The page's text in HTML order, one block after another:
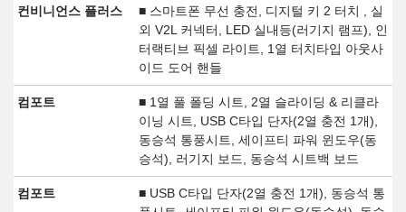
컨비니언스 플러스
■ 스마트폰 무선 충전, 디지털 키 2 터치 , 실
외 V2L 커넥터, LED 실내등(러기지 램프), 인
터랙티브 픽셀 라이트, 1열 터치타입 아웃사
이드 도어 핸들
컴포트
■ 1열 풀 폴딩 시트, 2열 슬라이딩 & 리클라
이닝 시트, USB C타입 단자(2열 충전 1개),
동승석 통풍시트, 세이프티 파워 윈도우(동
승석), 러기지 보드, 동승석 시트백 보드
컴포트
■ USB C타입 단자(2열 충전 1개), 동승석 통